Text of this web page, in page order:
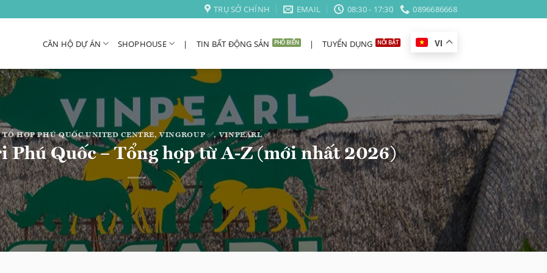
TRỤ SỞ CHÍNH EMAIL 08:30 - 17:30 0896686668
CĂN HỘ DỰ ÁN SHOPHOUSE | TIN BẤT ĐỘNG SẢN | TUYỂN DỤNG VI
TỔ HỢP PHÚ QUỐC UNITED CENTRE,VINGROUP ✅,VINPEARL ✅
Phú Quốc – Tổng hợp từ A-Z (mới nhất 2026)